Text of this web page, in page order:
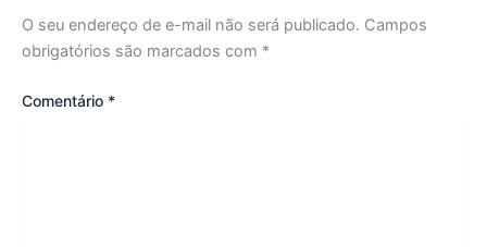
O seu endereço de e-mail não será publicado. Campos
obrigatórios são marcados com *
Comentário *